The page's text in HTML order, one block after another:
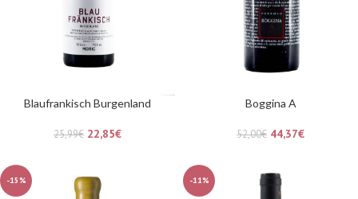
Blaufrankisch Burgenland
25,99€ 22,85€
Boggina A
52,00€ 44,37€
-15% -11%